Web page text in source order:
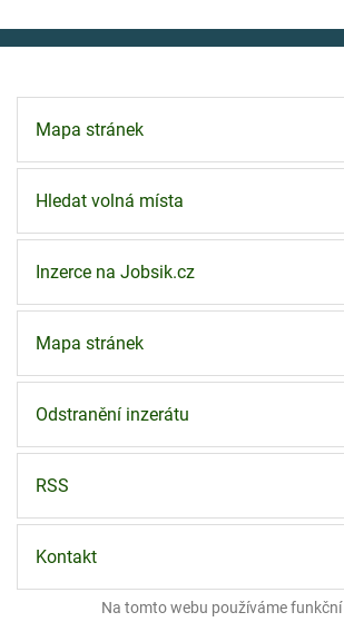
Mapa stránek
Hledat volná místa
Inzerce na Jobsik.cz
Mapa stránek
Odstranění inzerátu
RSS
Kontakt
Na tomto webu používáme funkční